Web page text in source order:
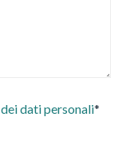
dati personali*